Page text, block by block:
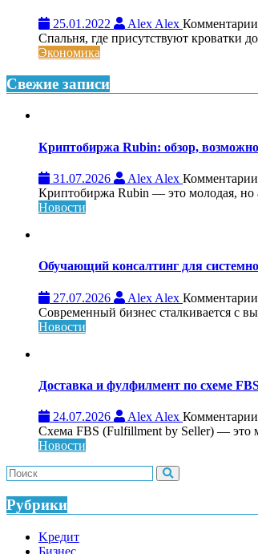
25.01.2022 Alex Alex Комментарии
Спальня, где присутствуют кроватки
Экономика
Свежие записи
Криптобиржа Rubin: обзор,
31.07.2026 Alex Alex Комментарии
Криптобиржа Rubin — это молодая, но
Новости
Обучающий консалтинг для
27.07.2026 Alex Alex Комментарии
Современный бизнес сталкивается с
Новости
Доставка и фулфилмент по схеме
24.07.2026 Alex Alex Комментарии
Схема FBS (Fulfillment by Seller) — это
Новости
Рубрики
Kредит
Бизнес